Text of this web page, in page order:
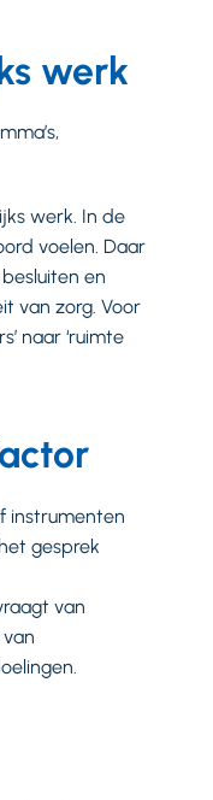
werk
werk. In de
voelen. Daar
en
van zorg. Voor
naar ‘ruimte
instrumenten
gesprek
van